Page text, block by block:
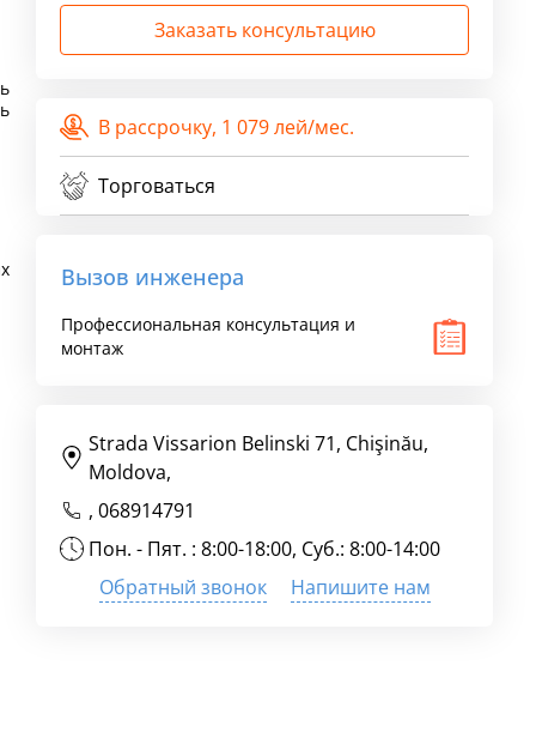
Заказать консультацию
В рассрочку, 1 079 лей/мес.
Торговаться
Вызов инженера
Профессиональная консультация и
монтаж
Strada Vissarion Belinski 71, Chişinău,
Moldova,
, 068914791
Пон. - Пят. : 8:00-18:00, Суб.: 8:00-14:00
Обратный звонок
Напишите нам